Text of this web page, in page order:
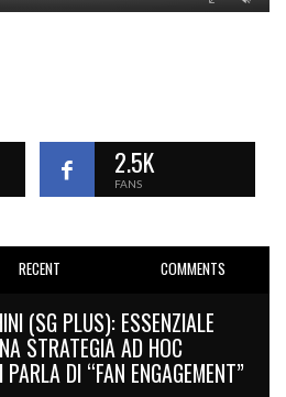
2.5K
FANS
RECENT COMMENTS
(SG PLUS): ESSENZIALE
STRATEGIA AD HOC
DI “FAN ENGAGEMENT”